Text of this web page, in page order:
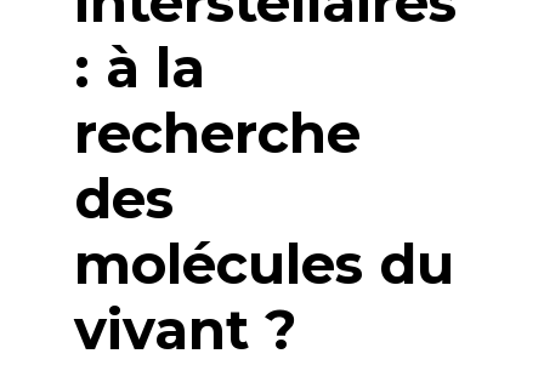
: à la
recherche
des
molécules du
vivant ?